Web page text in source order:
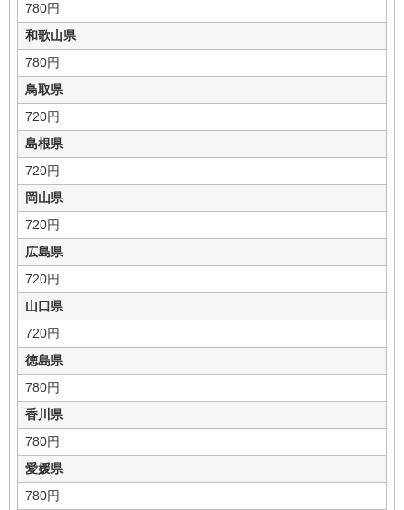
780円
和歌山県
780円
鳥取県
720円
島根県
720円
岡山県
720円
広島県
720円
山口県
720円
徳島県
780円
香川県
780円
愛媛県
780円